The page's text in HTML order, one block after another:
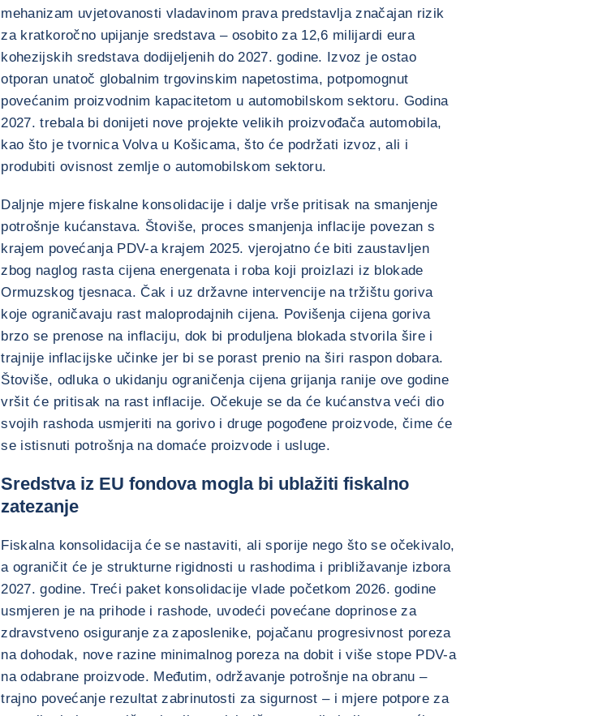
mehanizam uvjetovanosti vladavinom prava predstavlja značajan rizik
za kratkoročno upijanje sredstava – osobito za 12,6 milijardi eura
kohezijskih sredstava dodijeljenih do 2027. godine. Izvoz je ostao
otporan unatoč globalnim trgovinskim napetostima, potpomognut
povećanim proizvodnim kapacitetom u automobilskom sektoru. Godina
2027. trebala bi donijeti nove projekte velikih proizvođača automobila,
kao što je tvornica Volva u Košicama, što će podržati izvoz, ali i
produbiti ovisnost zemlje o automobilskom sektoru.
Daljnje mjere fiskalne konsolidacije i dalje vrše pritisak na smanjenje
potrošnje kućanstava. Štoviše, proces smanjenja inflacije povezan s
krajem povećanja PDV-a krajem 2025. vjerojatno će biti zaustavljen
zbog naglog rasta cijena energenata i roba koji proizlazi iz blokade
Ormuzskog tjesnaca. Čak i uz državne intervencije na tržištu goriva
koje ograničavaju rast maloprodajnih cijena. Povišenja cijena goriva
brzo se prenose na inflaciju, dok bi produljena blokada stvorila šire i
trajnije inflacijske učinke jer bi se porast prenio na širi raspon dobara.
Štoviše, odluka o ukidanju ograničenja cijena grijanja ranije ove godine
vršit će pritisak na rast inflacije. Očekuje se da će kućanstva veći dio
svojih rashoda usmjeriti na gorivo i druge pogođene proizvode, čime će
se istisnuti potrošnja na domaće proizvode i usluge.
Sredstva iz EU fondova mogla bi ublažiti fiskalno
zatezanje
Fiskalna konsolidacija će se nastaviti, ali sporije nego što se očekivalo,
a ograničit će je strukturne rigidnosti u rashodima i približavanje izbora
2027. godine. Treći paket konsolidacije vlade početkom 2026. godine
usmjeren je na prihode i rashode, uvodeći povećane doprinose za
zdravstveno osiguranje za zaposlenike, pojačanu progresivnost poreza
na dohodak, nove razine minimalnog poreza na dobit i više stope PDV-a
na odabrane proizvode. Međutim, održavanje potrošnje na obranu –
trajno povećanje rezultat zabrinutosti za sigurnost – i mjere potpore za